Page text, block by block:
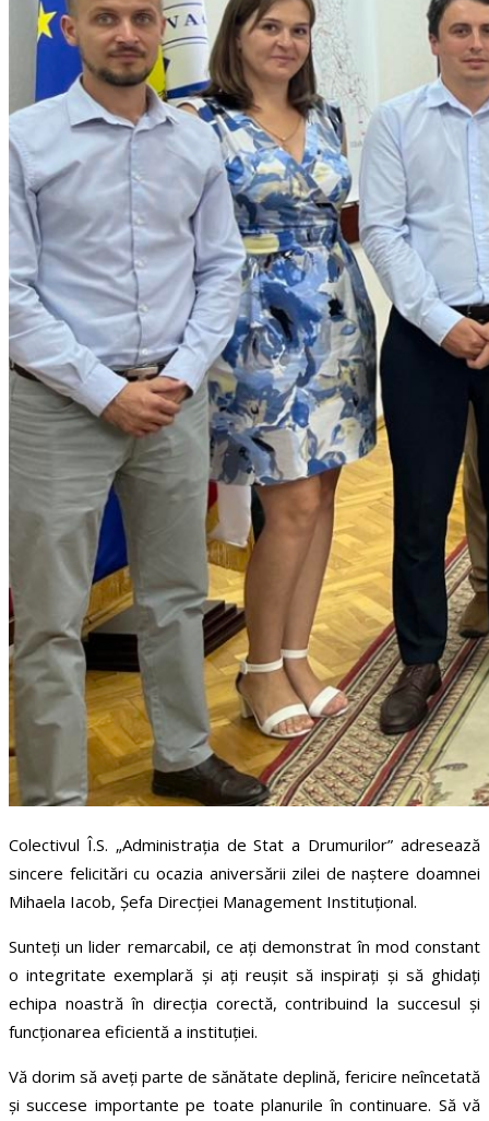
Colectivul Î.S. „Administrația de Stat a Drumurilor” adresează
sincere felicitări cu ocazia aniversării zilei de naștere doamnei
Mihaela Iacob, Șefa Direcției Management Instituțional.
Sunteți un lider remarcabil, ce ați demonstrat în mod constant
o integritate exemplară și ați reușit să inspirați și să ghidați
echipa noastră în direcția corectă, contribuind la succesul și
funcționarea eficientă a instituției.
Vă dorim să aveți parte de sănătate deplină, fericire neîncetată
și succese importante pe toate planurile în continuare. Să vă